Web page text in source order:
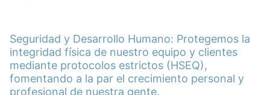
Seguridad y Desarrollo Humano: Protegemos la
integridad física de nuestro equipo y clientes
mediante protocolos estrictos (HSEQ),
fomentando a la par el crecimiento personal y
profesional de nuestra gente.